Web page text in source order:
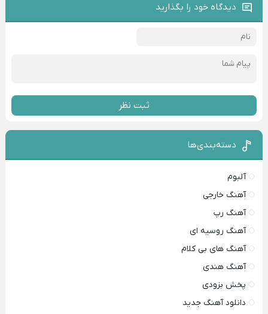
دیدگاه خود را بگذارید
ثبت نظر
دسته‌بندی‌ها
آلبوم
آهنگ خارجی
آهنگ رپ
آهنگ روسیه ای
آهنگ های بی کلام
آهنگ هندی
پخش بزودی
دانلود آهنگ جدید